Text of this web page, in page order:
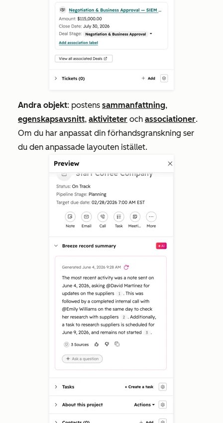
Andra objekt: postens sammanfattning,
egenskapsavsnitt, aktiviteter och associationer.
Om du har anpassat din förhandsgranskning ser
du den anpassade layouten istället.